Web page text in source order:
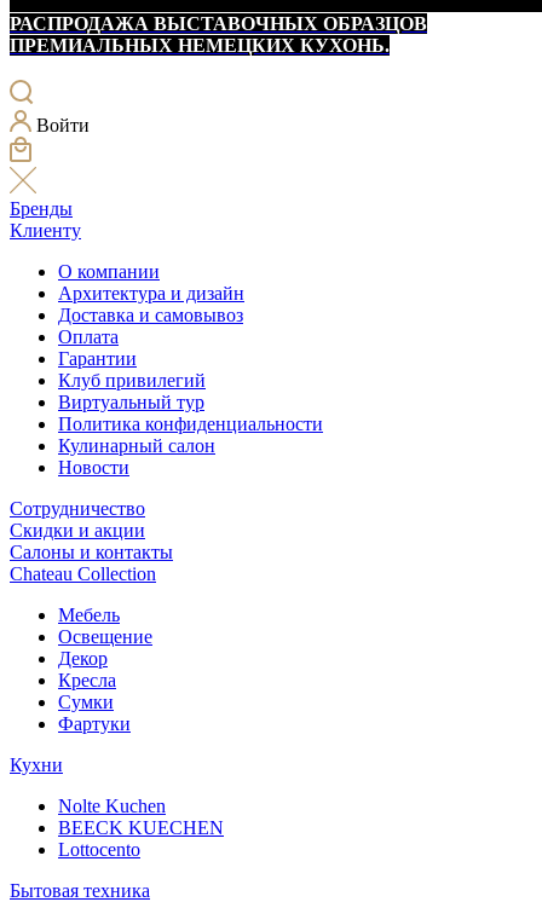
РАСПРОДАЖА ВЫСТАВОЧНЫХ ОБРАЗЦОВ
ПРЕМИАЛЬНЫХ НЕМЕЦКИХ КУХОНЬ.
Войти
Бренды
Клиенту
О компании
Архитектура и дизайн
Доставка и самовывоз
Оплата
Гарантии
Клуб привилегий
Виртуальный тур
Политика конфиденциальности
Кулинарный салон
Новости
Сотрудничество
Скидки и акции
Салоны и контакты
Chateau Collection
Мебель
Освещение
Декор
Кресла
Сумки
Фартуки
Кухни
Nolte Kuchen
BEECK KUECHEN
Lottocento
Бытовая техника